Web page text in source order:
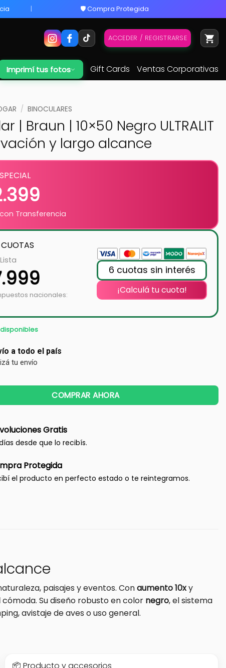
🛡️ Compra Protegida
ACCEDER / REGISTRARSE
Imprimí tus fotos Gift Cards Ventas Corporativas
/ BINOCULARES
| Braun | 10×50 Negro ULTRALIT
y largo alcance
Transferencia
nacionales:
6 cuotas sin interés
¡Calculá tu cuota!
a todo el país
tu envío
COMPRAR AHORA
Gratis
desde que lo recibís.
Protegida
el producto en perfecto estado o te reintegramos.
paisajes y eventos. Conaumento 10xy
Su diseño robusto en color negro, el sistema
avistaje de aves o uso general.
📦 Producto y accesorios